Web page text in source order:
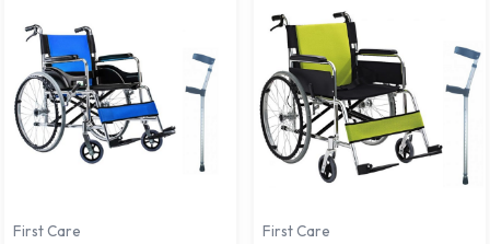
First Care
First Care